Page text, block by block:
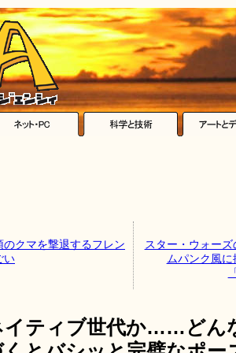
クマを撃退するフレン
い
スター・ウォー
ムパンク風
イティブ世代か……どん